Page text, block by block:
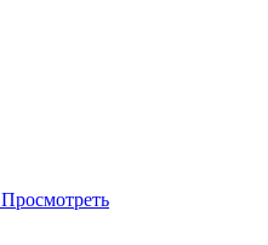
Просмотреть